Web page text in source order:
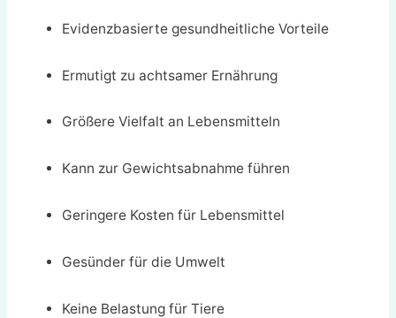
Evidenzbasierte gesundheitliche Vorteile
Ermutigt zu achtsamer Ernährung
Größere Vielfalt an Lebensmitteln
Kann zur Gewichtsabnahme führen
Geringere Kosten für Lebensmittel
Gesünder für die Umwelt
Keine Belastung für Tiere